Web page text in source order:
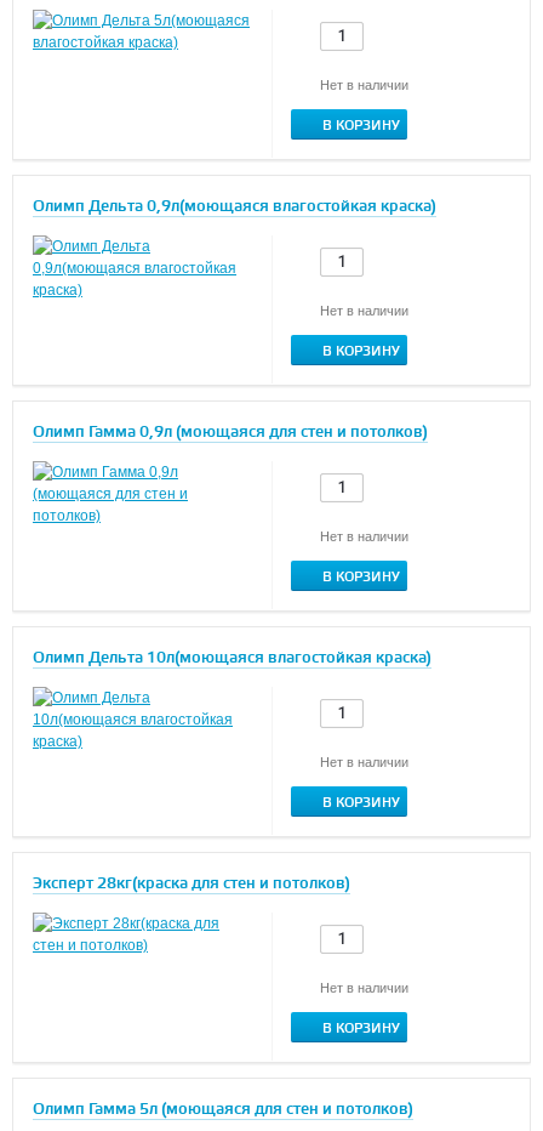
Нет в наличии
В КОРЗИНУ
Олимп Дельта 0,9л(моющаяся влагостойкая краска)
Нет в наличии
В КОРЗИНУ
Олимп Гамма 0,9л (моющаяся для стен и потолков)
Нет в наличии
В КОРЗИНУ
Олимп Дельта 10л(моющаяся влагостойкая краска)
Нет в наличии
В КОРЗИНУ
Эксперт 28кг(краска для стен и потолков)
Нет в наличии
В КОРЗИНУ
Олимп Гамма 5л (моющаяся для стен и потолков)